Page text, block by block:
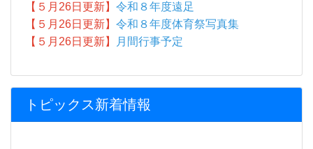
【５月26日更新】 令和８年度遠足
【５月26日更新】 令和８年度体育祭写真集
【５月26日更新】
月間行事予定
トピックス新着情報